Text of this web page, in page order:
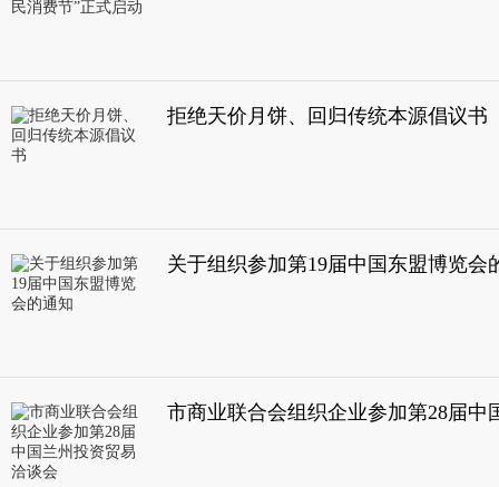
拒绝天价月饼、回归传统本源倡议书
关于组织参加第19届中国东盟博览会
市商业联合会组织企业参加第28届中